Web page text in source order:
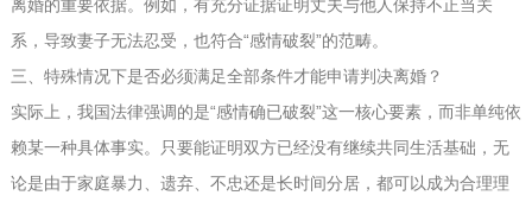
离婚的重要依据。例如，有充分证据证明丈夫与他人保持不正当关
系，导致妻子无法忍受，也符合“感情破裂”的范畴。
三、特殊情况下是否必须满足全部条件才能申请判决离婚？
实际上，我国法律强调的是“感情确已破裂”这一核心要素，而非单纯依
赖某一种具体事实。只要能证明双方已经没有继续共同生活基础，无
论是由于家庭暴力、遗弃、不忠还是长时间分居，都可以成为合理理